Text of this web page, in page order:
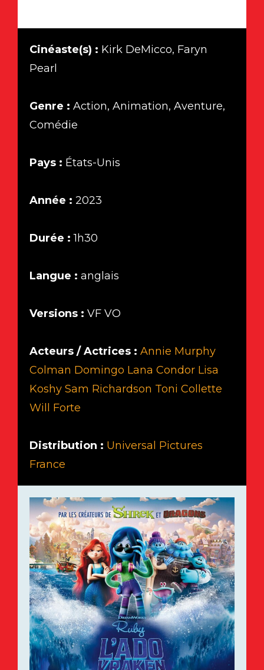
Cinéaste(s) : Kirk DeMicco, Faryn
Pearl
Genre : Action, Animation, Aventure,
Comédie
Pays : États-Unis
Année : 2023
Durée :1h30
Langue : anglais
Versions : VF VO
Acteurs / Actrices : Annie Murphy
Colman Domingo Lana Condor Lisa
Koshy Sam Richardson Toni Collette
Will Forte
Distribution : Universal Pictures
France